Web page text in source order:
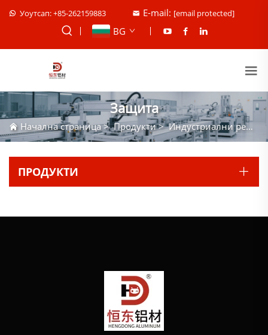
Уоутсап: +85-262159883 E-mail: [email protected]
BG
Защита
Начална страница>Продукти>Индустриални решения
ПРОДУКТИ